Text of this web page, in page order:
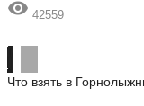
 42559
Что взять в